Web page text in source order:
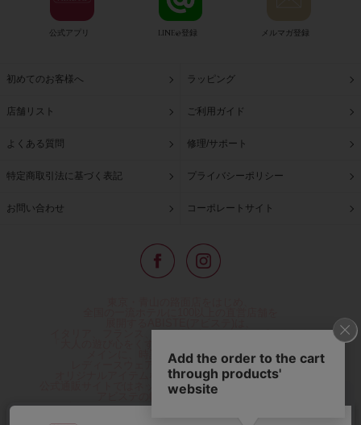
公式アプリ LINE@登録 メルマガ登録
初めてのお客様へ ラッピング
店舗リスト ご利用ガイド
よくある質問 修理/サポート
特定商取引法に基づく表記 プライバシーポリシー
お問い合わせ コーポレートサイト
イタリア、フランス、アメリカなどからインポートした
メインに、時計、バッグ、財布、小物、
レディースウェアや、ここでしか手に入らない
オリジナルアイテムなどを幅広くご用意しています。
公式通販サイトではネックレスやイヤリングをはじめとする
アビステの幅広い商品を取り揃え、
人気ランキングやテレビなどメディア着用商品、